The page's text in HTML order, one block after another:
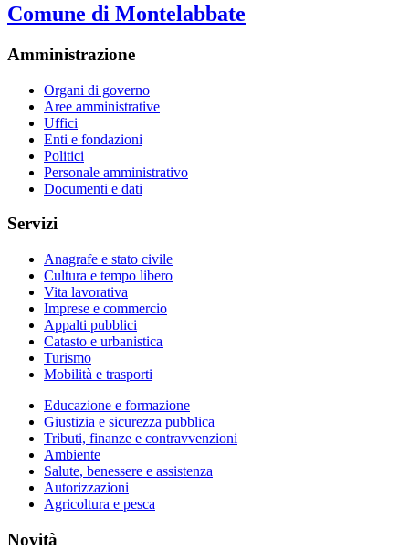
Comune di Montelabbate
Amministrazione
Organi di governo
Aree amministrative
Uffici
Enti e fondazioni
Politici
Personale amministrativo
Documenti e dati
Servizi
Anagrafe e stato civile
Cultura e tempo libero
Vita lavorativa
Imprese e commercio
Appalti pubblici
Catasto e urbanistica
Turismo
Mobilità e trasporti
Educazione e formazione
Giustizia e sicurezza pubblica
Tributi, finanze e contravvenzioni
Ambiente
Salute, benessere e assistenza
Autorizzazioni
Agricoltura e pesca
Novità